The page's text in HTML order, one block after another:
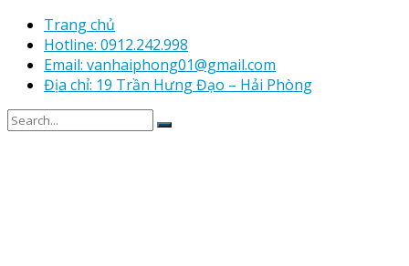
Trang chủ
Hotline: 0912.242.998
Email: vanhaiphong01@gmail.com
Địa chỉ: 19 Trần Hưng Đạo – Hải Phòng